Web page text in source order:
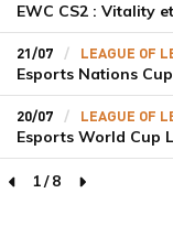
EWC CS2 : Vitality
21/07 LEAGUE OF
20/07 LEAGUE OF
Esports World Cup
page précédente
1/8
page